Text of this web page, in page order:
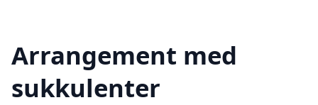
Arrangement med
sukkulenter